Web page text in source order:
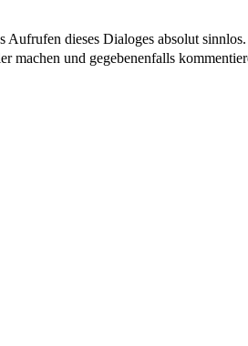
Aufrufen dieses Dialoges absolut sinnlos.
machen und gegebenenfalls